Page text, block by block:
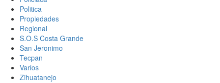
Politica
Propiedades
Regional
S.O.S Costa Grande
San Jeronimo
Tecpan
Varios
Zihuatanejo